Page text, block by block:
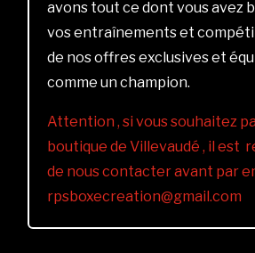
avons tout ce dont vous avez
vos entraînements et
de nos offres exclusives et
comme un champion.
Attention , si vous souhaitez
boutique de Villevaudé , il est
de nous contacter avant par
rpsboxecreation@gmail.com